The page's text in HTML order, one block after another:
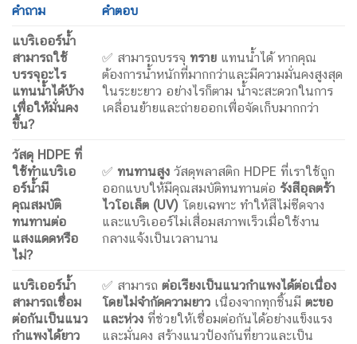
คำถาม
คำตอบ
แบริเออร์น้ำ
สามารถใช้
บรรจุอะไร
แทนน้ำได้บ้าง
เพื่อให้มั่นคง
ขึ้น?
✅ สามารถบรรจุทราย แทนน้ำได้ หากคุณ
ต้องการน้ำหนักที่มากกว่าและมีความมั่นคงสูงสุด
ในระยะยาว อย่างไรก็ตาม น้ำจะสะดวกในการ
เคลื่อนย้ายและถ่ายออกเพื่อจัดเก็บมากกว่า
วัสดุ HDPE ที่
ใช้ทำแบริเอ
อร์น้ำมี
คุณสมบัติ
ทนทานต่อ
แสงแดดหรือ
ไม่?
✅ทนทานสูง วัสดุพลาสติก HDPE ที่เราใช้ถูก
ออกแบบให้มีคุณสมบัติทนทานต่อ รังสีอุลตร้า
ไวโอเล็ต (UV) โดยเฉพาะ ทำให้สีไม่ซีดจาง
และแบริเออร์ไม่เสื่อมสภาพเร็วเมื่อใช้งาน
กลางแจ้งเป็นเวลานาน
แบริเออร์น้ำ
สามารถเชื่อม
ต่อกันเป็นแนว
กำแพงได้ยาว
✅ สามารถต่อเรียงเป็นแนวกำแพงได้ต่อเนื่อง
โดยไม่จำกัดความยาว เนื่องจากทุกชิ้นมีตะขอ
และห่วง ที่ช่วยให้เชื่อมต่อกันได้อย่างแข็งแรง
และมั่นคง สร้างแนวป้องกันที่ยาวและเป็น